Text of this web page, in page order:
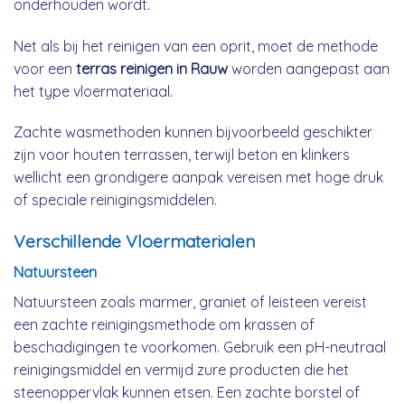
onderhouden wordt.
Net als bij het reinigen van een oprit, moet de methode
voor een terras reinigen in Rauw worden aangepast aan
het type vloermateriaal.
Zachte wasmethoden kunnen bijvoorbeeld geschikter
zijn voor houten terrassen, terwijl beton en klinkers
wellicht een grondigere aanpak vereisen met hoge druk
of speciale reinigingsmiddelen.
Verschillende Vloermaterialen
Natuursteen
Natuursteen zoals marmer, graniet of leisteen vereist
een zachte reinigingsmethode om krassen of
beschadigingen te voorkomen. Gebruik een pH-neutraal
reinigingsmiddel en vermijd zure producten die het
steenoppervlak kunnen etsen. Een zachte borstel of